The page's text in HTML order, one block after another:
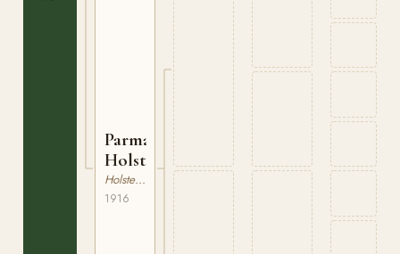
Parma
Holst.12750
Holsteiner
1916